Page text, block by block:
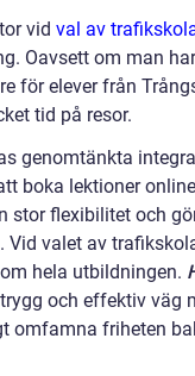
vid val av
Oavsett om man
för elever från
tid på resor.
genomtänkta
boka lektioner
stor flexibilitet och
Vid valet av
hela utbildningen.
och effektiv väg
omfamna friheten